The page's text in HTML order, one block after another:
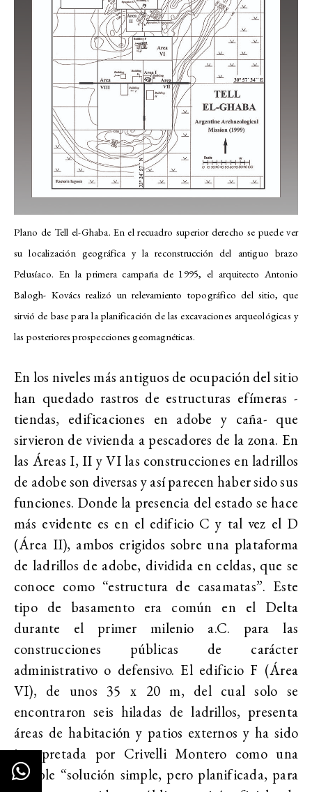
Plano de Tell el-Ghaba. En el recuadro superior derecho se puede ver
su localización geográfica y la reconstrucción del antiguo brazo
Pelusíaco. En la primera campaña de 1995, el arquitecto Antonio
Balogh- Kovács realizó un relevamiento topográfico del sitio, que
sirvió de base para la planificación de las excavaciones arqueológicas y
las posteriores prospecciones geomagnéticas.
En los niveles más antiguos de ocupación del sitio
han quedado rastros de estructuras efímeras -
tiendas, edificaciones en adobe y caña- que
sirvieron de vivienda a pescadores de la zona. En
las Áreas I, II y VI las construcciones en ladrillos
de adobe son diversas y así parecen haber sido sus
funciones. Donde la presencia del estado se hace
más evidente es en el edificio C y tal vez el D
(Área II), ambos erigidos sobre una plataforma
de ladrillos de adobe, dividida en celdas, que se
conoce como “estructura de casamatas”. Este
tipo de basamento era común en el Delta
durante el primer milenio a.C. para las
construcciones públicas de carácter
administrativo o defensivo. El edificio F (Área
VI), de unos 35 x 20 m, del cual solo se
encontraron seis hiladas de ladrillos, presenta
áreas de habitación y patios externos y ha sido
interpretada por Crivelli Montero como una
posible “solución simple, pero planificada, para